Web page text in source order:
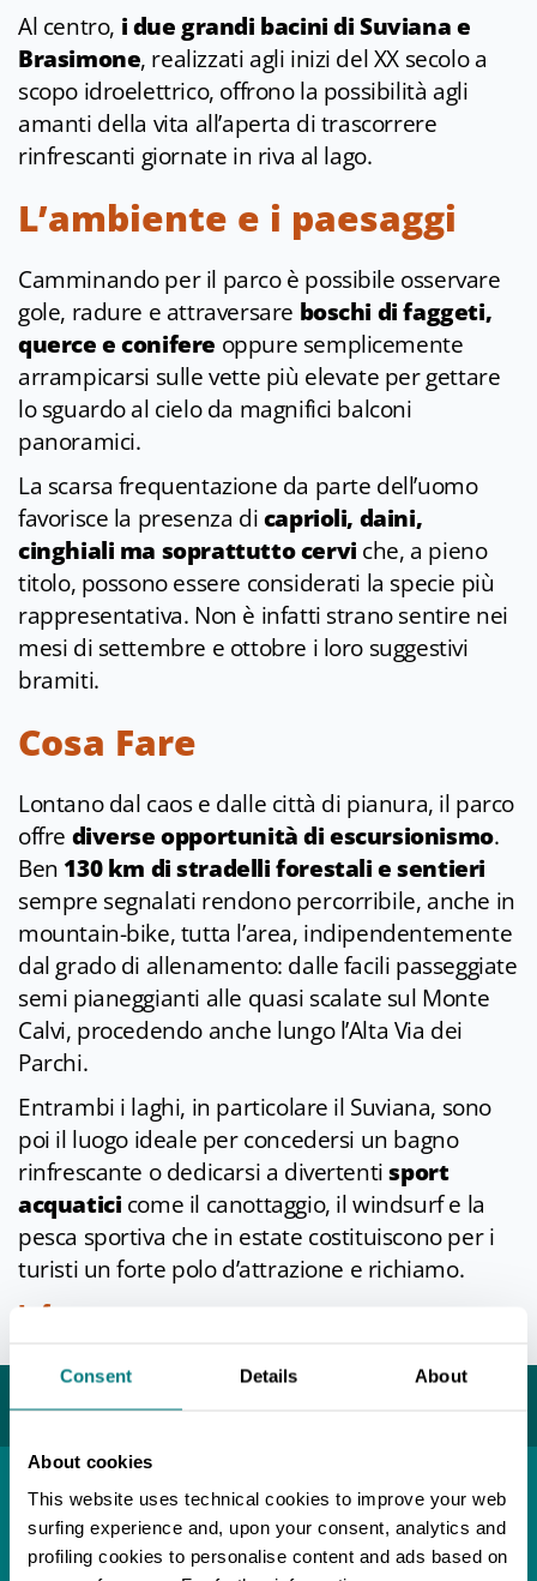
Consent Details About
About cookies
This website uses technical cookies to improve your web
surfing experience and, upon your consent, analytics and
profiling cookies to personalise content and ads based on
Al centro, i due grandi bacini di Suviana e
Brasimone, realizzati agli inizi del XX secolo a
scopo idroelettrico, offrono la possibilità agli
amanti della vita all’aperta di trascorrere
rinfrescanti giornate in riva al lago.
L’ambiente e i paesaggi
Camminando per il parco è possibile osservare
gole, radure e attraversare boschi di faggeti,
querce e conifere oppure semplicemente
arrampicarsi sulle vette più elevate per gettare
lo sguardo al cielo da magnifici balconi
panoramici.
La scarsa frequentazione da parte dell’uomo
favorisce la presenza dicaprioli, daini,
cinghiali ma soprattutto cervi che, a pieno
titolo, possono essere considerati la specie più
rappresentativa. Non è infatti strano sentire nei
mesi di settembre e ottobre i loro suggestivi
bramiti.
Cosa Fare
Lontano dal caos e dalle città di pianura, il parco
offre diverse opportunità di escursionismo.
Ben 130 km di stradelli forestali e sentieri
sempre segnalati rendono percorribile, anche in
mountain-bike, tutta l’area, indipendentemente
dal grado di allenamento: dalle facili passeggiate
semi pianeggianti alle quasi scalate sul Monte
Calvi, procedendo anche lungo l’Alta Via dei
Parchi.
Entrambi i laghi, in particolare il Suviana, sono
poi il luogo ideale per concedersi un bagno
rinfrescante o dedicarsi a divertentisport
acquatici come il canottaggio, il windsurf e la
pesca sportiva che in estate costituiscono per i
turisti un forte polo d’attrazione e richiamo.
Info
Potrebbe interessarti...
Località
Castiglione dei Pepoli
APPROFONDISCI